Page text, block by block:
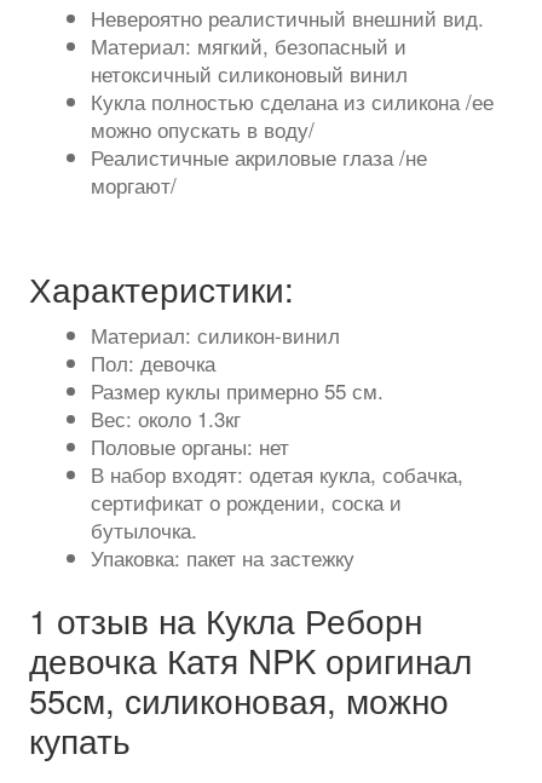
Невероятно реалистичный внешний вид.
Материал: мягкий, безопасный и
нетоксичный силиконовый винил
Кукла полностью сделана из силикона /ее
можно опускать в воду/
Реалистичные акриловые глаза /не
моргают/
Характеристики:
Материал: силикон-винил
Пол: девочка
Размер куклы примерно 55 см.
Вес: около 1.3кг
Половые органы: нет
В набор входят: одетая кукла, собачка,
сертификат о рождении, соска и
бутылочка.
Упаковка: пакет на застежку
1 отзыв на Кукла Реборн
девочка Катя NPK оригинал
55см, силиконовая, можно
купать